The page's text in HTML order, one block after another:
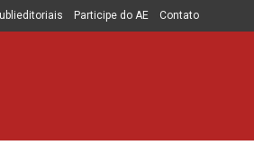
Participe do AE Contato